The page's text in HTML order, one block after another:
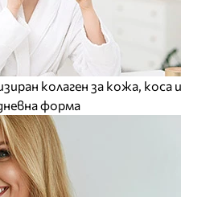
колаген за кожа, коса и
форма